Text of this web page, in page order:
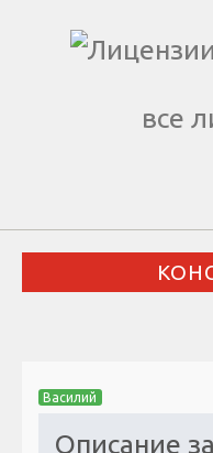
все
Василий
Описание